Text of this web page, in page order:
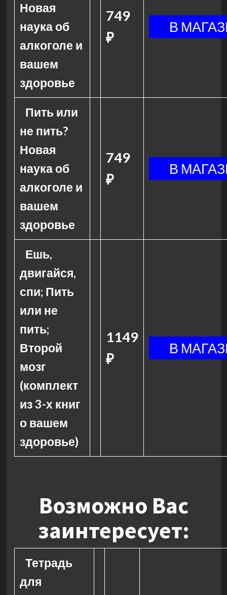
Новая
наука об
алкоголе и
вашем
здоровье
749
₽
Пить или
не пить?
Новая
наука об
алкоголе и
вашем
здоровье
749
₽
Ешь,
двигайся,
спи; Пить
или не
пить;
Второй
мозг
(комплект
из 3-х книг
о вашем
здоровье)
1149
₽
Возможно Вас
заинтересует:
Тетрадь
для